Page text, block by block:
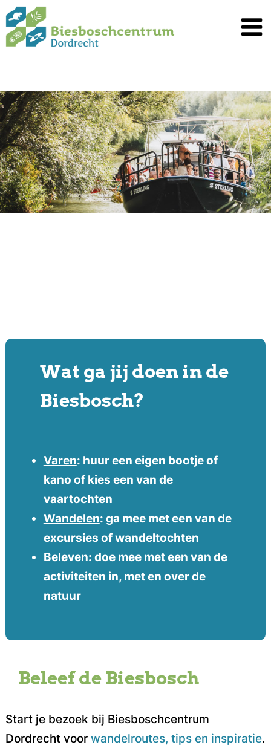
Spring
naar
inhoud
Wat ga jij doen in de
Biesbosch?
Varen: huur een eigen bootje of
kano of kies een van de
vaartochten
Wandelen: ga mee met een van de
excursies of wandeltochten
Beleven: doe mee met een van de
activiteiten in, met en over de
natuur
Beleef de Biesbosch
Start je bezoek bij Biesboschcentrum
Dordrecht voor wandelroutes, tips en inspiratie.